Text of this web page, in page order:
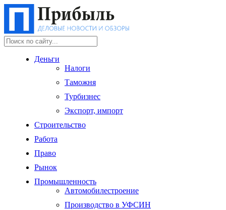
Деньги
Налоги
Таможня
Турбизнес
Экспорт, импорт
Строительство
Работа
Право
Рынок
Промышленность
Автомобилестроение
Производство в УФСИН